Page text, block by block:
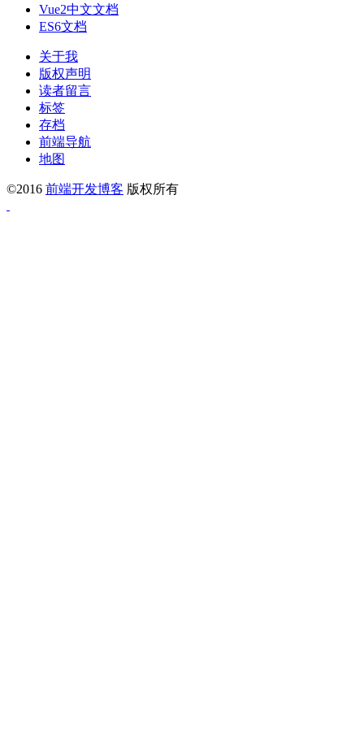
Vue2中文文档
ES6文档
关于我
版权声明
读者留言
标签
存档
前端导航
地图
©2016 前端开发博客 版权所有